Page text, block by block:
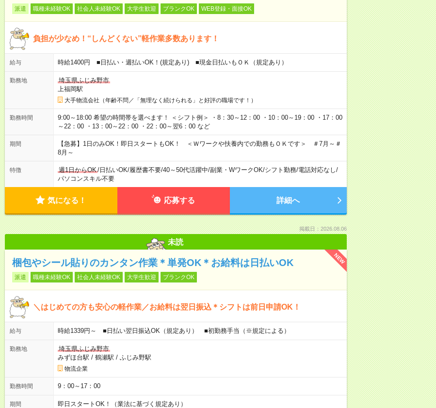
派遣 職種未経験OK 社会人未経験OK 大学生歓迎 ブランクOK WEB登録・面接OK
負担が少なめ！“しんどくない”軽作業多数あります！
給与 時給1400円 ■日払い・週払いOK！(規定あり) ■現金日払いもＯＫ（規定あり）
勤務地
埼玉県ふじみ野市
上福岡駅
大手物流会社（年齢不問／「無理なく続けられる」と好評の職場です！）
勤務時間
9:00～18:00 希望の時間帯を選べます！ ＜シフト例＞ ・8：30～12：00 ・10：00～19：00 ・17：00
～22：00 ・13：00～22：00 ・22：00～翌6：00 など
期間
【急募】1日のみOK！即日スタートもOK！ ＜Ｗワークや扶養内での勤務もＯＫです＞ ＃7月～＃
8月～
特徴 週1日からOK/日払いOK/履歴書不要/40～50代活躍中/副業・WワークOK/シフト勤務/電話対応なし/
パソコンスキル不要
気になる！ 応募する 詳細へ
掲載日：2026.08.06
未読
NEW
梱包やシール貼りのカンタン作業＊単発OK＊お給料は日払いOK
派遣 職種未経験OK 社会人未経験OK 大学生歓迎 ブランクOK
＼はじめての方も安心の軽作業／お給料は翌日振込＊シフトは前日申請OK！
給与 時給1339円～ ■日払い翌日振込OK（規定あり） ■初勤務手当（※規定による）
勤務地
埼玉県ふじみ野市
みずほ台駅 / 鶴瀬駅 / ふじみ野駅
物流企業
勤務時間 9：00～17：00
期間 即日スタートOK！（業法に基づく規定あり）